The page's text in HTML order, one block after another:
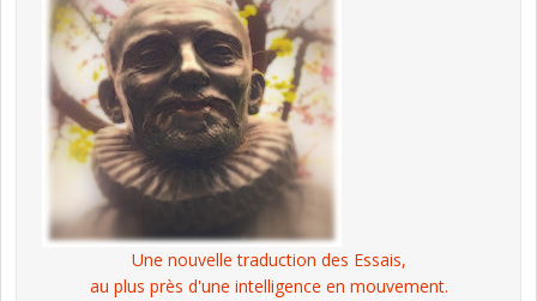
Une nouvelle traduction des Essais,
au plus près d'une intelligence en mouvement.